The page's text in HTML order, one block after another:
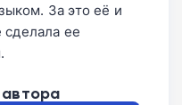
За это её и
ее